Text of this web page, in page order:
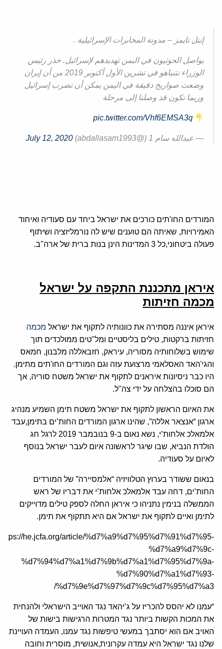
إنتل تايمز – مدونة المخابرات الإسرائيلية .
يواصل الحوثيون في اليمن تهديدهم لإسرائيل. حذر رئيس
الوزراء نتنياهو في تشرين الأول أكتوبر 2019 من أن إيران
وضعت صواريخ دقيقة في اليمن يمكن أن تضرب إسرائيل
وربما نكون قد وصلنا إلى مرحلة
pic.twitter.com/Vhf6EMSA3q
— عبدالله سام 1 (@abdallasam1993) July 12, 2020
המורדים החו'תים כורכים את ישראל ביחד עם סעודיה ואיחוד
האמירויות, שאיתה הם טוענים שיש לה נורמליזציה ושיתוף
פעולה ביטחוני,כל 3 המדינות הינן בנות ברית של ארה"ב.
איראן מתכננת התקפה על ישראל
מכמה חזיתות
איראן איננה מסתירה את כוונותיה לתקוף את ישראל מכמה
חזיתות ברקטות, טילים בליסטיים ומל"טים ממולכדים תוך
שימוש בשלוחותיה מסוריה, עיראק, חזבאללה מלבנון, חמאס
והגי'האד האסלאמי מרצועת עזה וגם המורדים החו'תים מתימן.
היו כבר ניסיונות איראנים לתקוף את ישראל משטח סוריה, אך
הם סוכלו בהצלחה על ידי צה"ל.
את האיום הראשון לתקוף את ישראל משטח תימן השמיע מנהיג
ארגון “אנצאר אללה”, שהינו ארגון המורדים החות’ים בתימן,עבד
אלמאלכ אלחות’י, נשא נאום ב-9 בנובמבר 2019 לרגל חג
הולדת הנביא, שבו שיגר לראשונה איום לעבר ישראל בנוסף
לאיום על סעודיה.
בנאום ששודר בערוץ הטלוויזיה “אלמסיירה” של המורדים
החות’ים, דחה עבד אלמאלכ אלחות’י את דבריו של ראש
הממשלה בנימין נתניהו כי איראן החלה לספק טילים מדוייקים
לתימן ואיים לתקוף את ישראל אם היא תתקוף את תימן.
https://he.jcfa.org/article/%d7%a9%d7%95%d7%91%d7%95-
%d7%a9%d7%9c-
%d7%94%d7%a1%d7%9b%d7%a1%d7%95%d7%9a-
%d7%90%d7%a1%d7%93-
%d7%9e%d7%97%d7%9c%d7%95%d7%a3/
“עמנו לא יהסס להכריז על ג’יהאד נגד האוייב הישראלי ולהנחית
את המכות הקשות ביותר נגד המטרות הרגישות בישות של
האויב אם הוא יסתבך במעשי טיפשות נגד עמנו, העמדה העויינת
שלנו נגד ישראל היא עמדה עקרונית,אנושית, מוסרית וחובה